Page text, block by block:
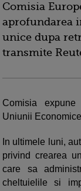
Comisia
aprofundarea
unice dupa
transmite
Comisia
Uniunii
In ultimele luni,
privind crearea
care sa
cheltuielile si